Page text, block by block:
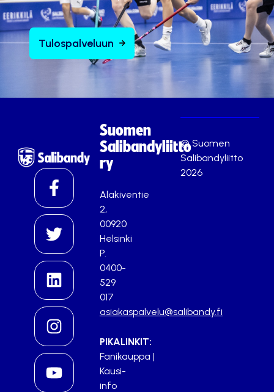
Tulospalveluun
Suomen
Salibandyliitto
ry
Alakiventie
2,
00920
Helsinki
P.
0400-
529
017
asiakaspalvelu@salibandy.fi
PIKALINKIT:
Fanikauppa |
Kausi-
info
© Suomen
Salibandyliitto
2026